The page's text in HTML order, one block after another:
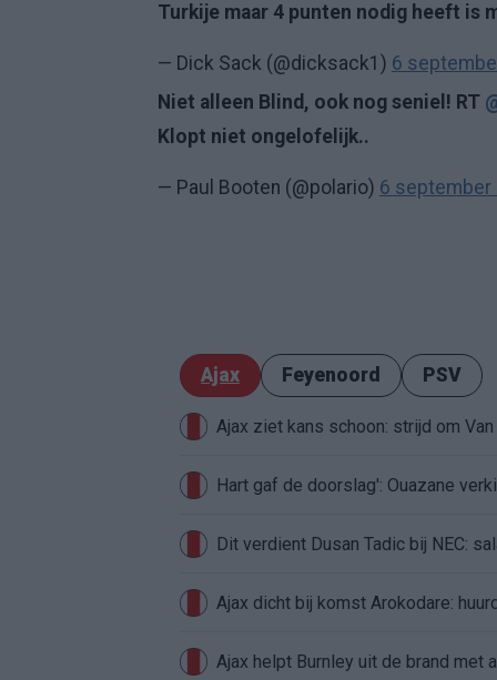
Turkije maar 4 punten nodig heeft is
— Dick Sack (@dicksack1) 6
Niet alleen Blind, ook nog seniel! RT
Klopt niet ongelofelijk..
— Paul Booten (@polario) 6 september
Ajax Feyenoord PSV
Ajax ziet kans schoon: strijd om
Hart gaf de doorslag': Ouazane
Dit verdient Dusan Tadic bij NEC:
Ajax dicht bij komst Arokodare:
Ajax helpt Burnley uit de brand met